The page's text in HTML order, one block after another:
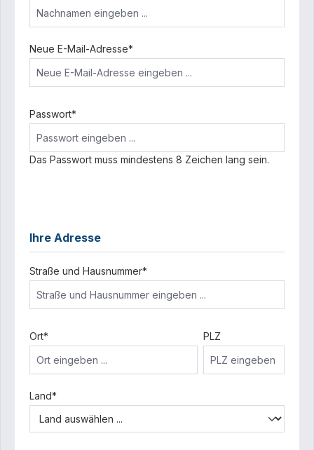
Neue E-Mail-Adresse*
Passwort*
Das Passwort muss mindestens 8 Zeichen lang sein.
Ihre Adresse
Straße und Hausnummer*
Ort* PLZ
Land*